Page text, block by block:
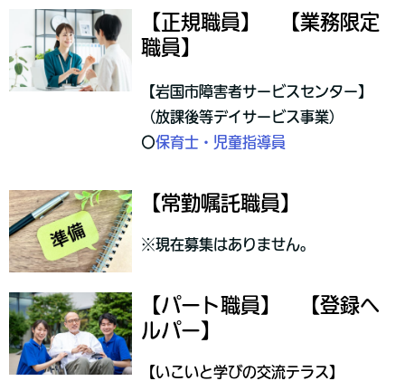
【正規職員】 【業務限定
職員】
【岩国市障害者サービスセンター】
（放課後等デイサービス事業）
〇保育士・児童指導員
【常勤嘱託職員】
※現在募集はありません。
【パート職員】 【登録ヘ
ルパー】
【いこいと学びの交流テラス】